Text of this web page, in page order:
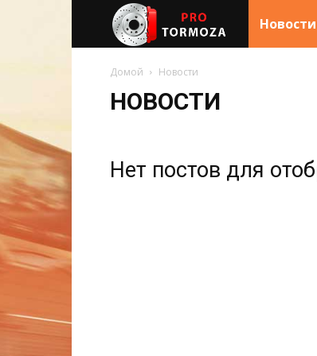
PRO
Новости
Домой Новости
НОВОСТИ
Нет постов для